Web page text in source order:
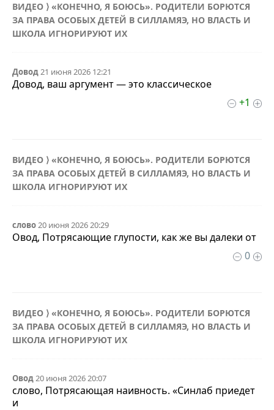
ВИДЕО ⟩ «КОНЕЧНО, Я БОЮСЬ». РОДИТЕЛИ БОРЮТСЯ
ЗА ПРАВА ОСОБЫХ ДЕТЕЙ В СИЛЛАМЯЭ, НО ВЛАСТЬ И
ШКОЛА ИГНОРИРУЮТ ИХ
Довод21 июня 2026 12:21
Довод, ваш аргумент — это классическое
+1
ВИДЕО ⟩ «КОНЕЧНО, Я БОЮСЬ». РОДИТЕЛИ БОРЮТСЯ
ЗА ПРАВА ОСОБЫХ ДЕТЕЙ В СИЛЛАМЯЭ, НО ВЛАСТЬ И
ШКОЛА ИГНОРИРУЮТ ИХ
слово20 июня 2026 20:29
Овод, Потрясающие глупости, как же вы далеки от
0
ВИДЕО ⟩ «КОНЕЧНО, Я БОЮСЬ». РОДИТЕЛИ БОРЮТСЯ
ЗА ПРАВА ОСОБЫХ ДЕТЕЙ В СИЛЛАМЯЭ, НО ВЛАСТЬ И
ШКОЛА ИГНОРИРУЮТ ИХ
Овод20 июня 2026 20:07
слово, Потрясающая наивность. «Синлаб приедет
и